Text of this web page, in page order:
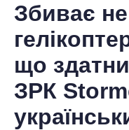
Збиває
що
ЗРК